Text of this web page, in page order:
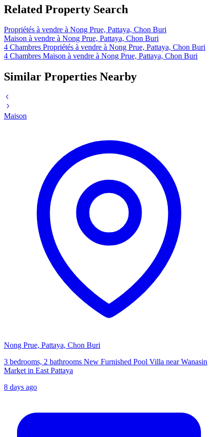
Related Property Search
Propriétés à vendre à Nong Prue, Pattaya, Chon Buri
Maison à vendre à Nong Prue, Pattaya, Chon Buri
4 Chambres Propriétés à vendre à Nong Prue, Pattaya, Chon Buri
4 Chambres Maison à vendre à Nong Prue, Pattaya, Chon Buri
Similar Properties Nearby
Maison
Nong Prue, Pattaya, Chon Buri
3 bedrooms, 2 bathrooms New Furnished Pool Villa near Wanasin
Market in East Pattaya
8 days ago